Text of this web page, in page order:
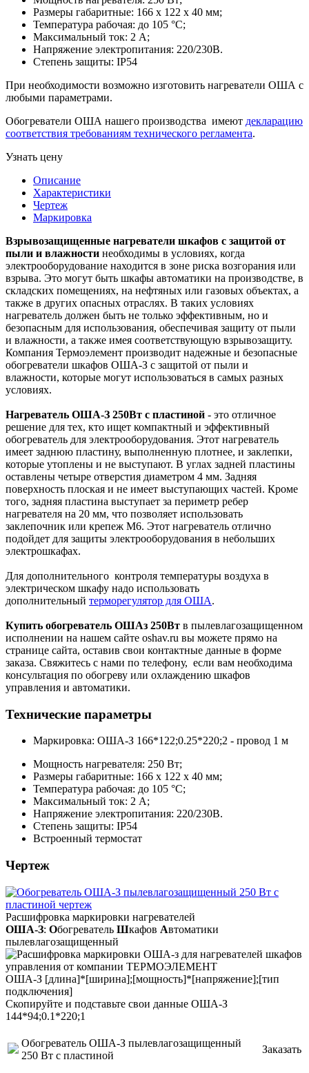
Размеры габаритные: 166 х 122 х 40 мм;
Температура рабочая: до 105 °C;
Максимальный ток: 2 A;
Напряжение электропитания: 220/230B.
Степень защиты: IP54
При необходимости возможно изготовить нагреватели ОША с
любыми параметрами.
Обогреватели ОША нашего производства имеют декларацию
соответствия требованиям технического регламента.
Узнать цену
Описание
Характеристики
Чертеж
Маркировка
Взрывозащищенные нагреватели шкафов с защитой от
пыли и влажности необходимы в условиях, когда
электрооборудование находится в зоне риска возгорания или
взрыва. Это могут быть шкафы автоматики на производстве, в
складских помещениях, на нефтяных или газовых объектах, а
также в других опасных отраслях. В таких условиях
нагреватель должен быть не только эффективным, но и
безопасным для использования, обеспечивая защиту от пыли
и влажности, а также имея соответствующую взрывозащиту.
Компания Термоэлемент производит надежные и безопасные
обогреватели шкафов ОША-З с защитой от пыли и
влажности, которые могут использоваться в самых разных
условиях.
Нагреватель ОША-З 250Вт с пластиной - это отличное
решение для тех, кто ищет компактный и эффективный
обогреватель для электрооборудования. Этот нагреватель
имеет заднюю пластину, выполненную плотнее, и заклепки,
которые утоплены и не выступают. В углах задней пластины
оставлены четыре отверстия диаметром 4 мм. Задняя
поверхность плоская и не имеет выступающих частей. Кроме
того, задняя пластина выступает за периметр ребер
нагревателя на 20 мм, что позволяет использовать
заклепочник или крепеж М6. Этот нагреватель отлично
подойдет для защиты электрооборудования в небольших
электрошкафах.
Для дополнительного контроля температуры воздуха в
электрическом шкафу надо использовать
дополнительный терморегулятор для ОША.
Купить обогреватель ОШАз 250Вт в пылевлагозащищенном
исполнении на нашем сайте oshav.ru вы можете прямо на
странице сайта, оставив свои контактные данные в форме
заказа. Свяжитесь с нами по телефону, если вам необходима
консультация по обогреву или охлаждению шкафов
управления и автоматики.
Технические параметры
Маркировка: ОША-З 166*122;0.25*220;2 - провод 1 м
Мощность нагревателя: 250 Вт;
Размеры габаритные: 166 х 122 х 40 мм;
Температура рабочая: до 105 °C;
Максимальный ток: 2 A;
Напряжение электропитания: 220/230B.
Степень защиты: IP54
Встроенный термостат
Чертеж
Расшифровка маркировки нагревателей
ОША-З: Обогреватель Шкафов Автоматики
пылевлагозащищенный
ОША-З [длина]*[ширина];[мощность]*[напряжение];[тип
подключения]
Cкопируйте и подставьте свои данные ОША-З
144*94;0.1*220;1
Обогреватель ОША-З пылевлагозащищенный
250 Вт с пластиной
Заказать